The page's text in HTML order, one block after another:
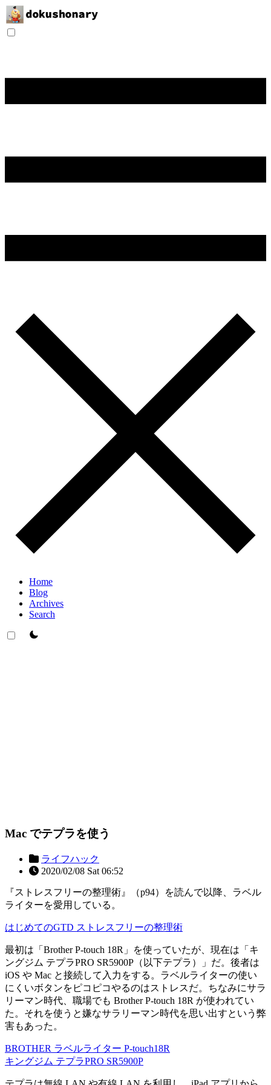
Home
Blog
Archives
Search
theme switcher
Mac でテプラを使う
ライフハック
2020/02/08 Sat 06:52
『ストレスフリーの整理術』（p94）を読んで以降、ラベル
ライターを愛用している。
はじめてのGTD ストレスフリーの整理術
最初は「Brother P-touch 18R」を使っていたが、現在は「キ
ングジム テプラPRO SR5900P（以下テプラ）」だ。後者は
iOS や Mac と接続して入力をする。ラベルライターの使い
にくいボタンをピコピコやるのはストレスだ。ちなみにサラ
リーマン時代、職場でも Brother P-touch 18R が使われてい
た。それを使うと嫌なサラリーマン時代を思い出すという弊
害もあった。
BROTHER ラベルライター P-touch18R
キングジム テプラPRO SR5900P